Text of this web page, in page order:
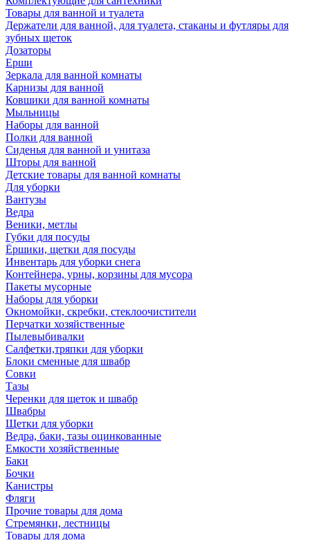
Товары для ванной и туалета
Держатели для ванной, для туалета, стаканы и футляры для
зубных щеток
Дозаторы
Ерши
Зеркала для ванной комнаты
Карнизы для ванной
Ковшики для ванной комнаты
Мыльницы
Наборы для ванной
Полки для ванной
Сиденья для ванной и унитаза
Шторы для ванной
Детские товары для ванной комнаты
Для уборки
Вантузы
Ведра
Веники, метлы
Губки для посуды
Ёршики, щетки для посуды
Инвентарь для уборки снега
Контейнера, урны, корзины для мусора
Пакеты мусорные
Наборы для уборки
Окномойки, скребки, стеклоочистители
Перчатки хозяйственные
Пылевыбивалки
Салфетки,тряпки для уборки
Блоки сменные для швабр
Совки
Тазы
Черенки для щеток и швабр
Швабры
Щетки для уборки
Ведра, баки, тазы оцинкованные
Емкости хозяйственные
Баки
Бочки
Канистры
Фляги
Прочие товары для дома
Стремянки, лестницы
Товары для дома